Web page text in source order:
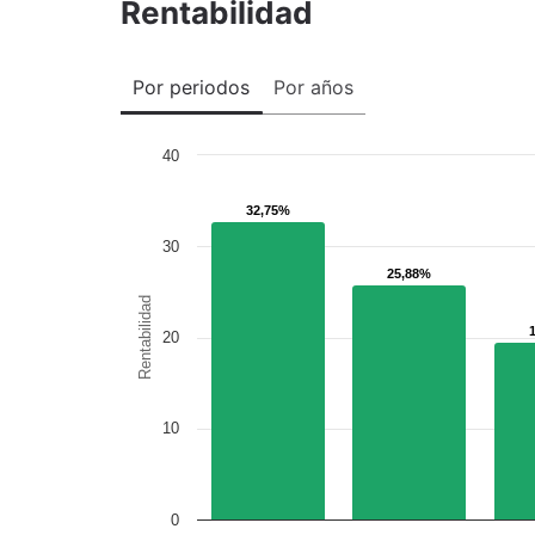
Rentabilidad
Por periodos Por años
Rentabilidad
32,75%
32,75%
25,88%
25,88%
0
10
20
30
40